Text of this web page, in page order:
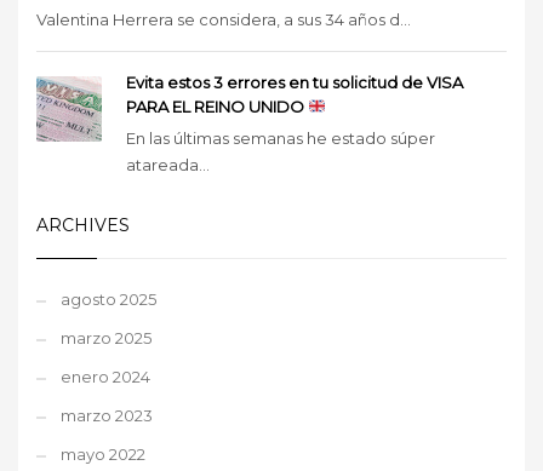
Valentina Herrera se considera, a sus 34 años d...
Evita estos 3 errores en tu solicitud de VISA
PARA EL REINO UNIDO
En las últimas semanas he estado súper
atareada...
ARCHIVES
agosto 2025
marzo 2025
enero 2024
marzo 2023
mayo 2022